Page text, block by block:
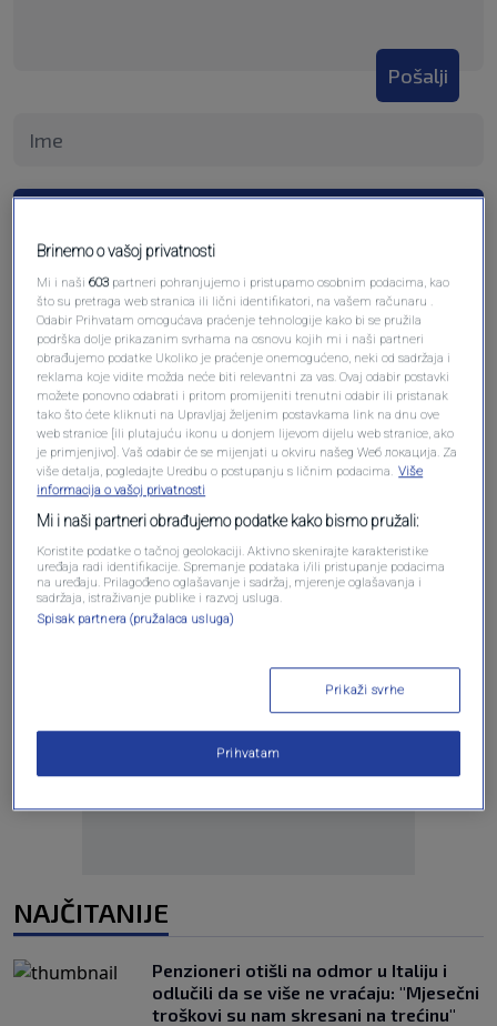
Pošalji
Oglas
Oglas
NAJČITANIJE
Penzioneri otišli na odmor u Italiju i
odlučili da se više ne vraćaju: "Mjesečni
troškovi su nam skresani na trećinu"
Brinemo o vašoj privatnosti
Mi i naši603 partneri pohranjujemo i pristupamo osobnim podacima, kao
što su pretraga web stranica ili lični identifikatori, na vašem računaru .
Odabir Prihvatam omogućava praćenje tehnologije kako bi se pružila
podrška dolje prikazanim svrhama na osnovu kojih mi i naši partneri
obrađujemo podatke Ukoliko je praćenje onemogućeno, neki od sadržaja i
reklama koje vidite možda neće biti relevantni za vas. Ovaj odabir postavki
možete ponovno odabrati i pritom promijeniti trenutni odabir ili pristanak
tako što ćete kliknuti na Upravljaj željenim postavkama link na dnu ove
web stranice [ili plutajuću ikonu u donjem lijevom dijelu web stranice, ako
je primjenjivo]. Vaš odabir će se mijenjati u okviru našeg Wеб локација. Za
više detalja, pogledajte Uredbu o postupanju s ličnim podacima. Više
informacija o vašoj privatnosti
Mi i naši partneri obrađujemo podatke kako bismo pružali:
Koristite podatke o tačnoj geolokaciji. Aktivno skenirajte karakteristike
uređaja radi identifikacije. Spremanje podataka i/ili pristupanje podacima
na uređaju. Prilagođeno oglašavanje i sadržaj, mjerenje oglašavanja i
sadržaja, istraživanje publike i razvoj usluga.
Spisak partnera (pružalaca usluga)
Prikaži svrhe
Prihvatam